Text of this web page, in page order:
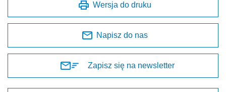
Wersja do druku
Napisz do nas
Zapisz się na newsletter